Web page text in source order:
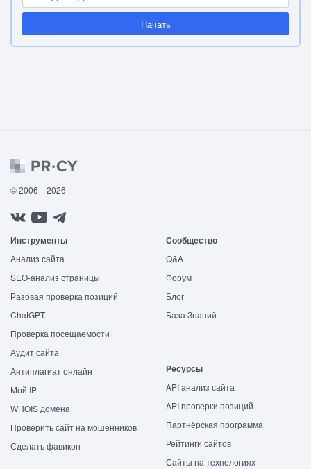
Начать
© 2006—2026
Инструменты
Анализ сайта
SEO-анализ страницы
Разовая проверка позиций
ChatGPT
Проверка посещаемости
Аудит сайта
Антиплагиат онлайн
Мой IP
WHOIS домена
Проверить сайт на мошенников
Сделать фавикон
Сообщество
Q&A
Форум
Блог
База Знаний
Ресурсы
API анализ сайта
API проверки позиций
Партнёрская программа
Рейтинги сайтов
Сайты на технологиях